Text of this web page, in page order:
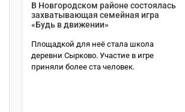
В Новгородском районе состоялась
захватывающая семейная игра
«Будь в движении»
Площадкой для неё стала школа
деревни Сырково. Участие в игре
приняли более ста человек.